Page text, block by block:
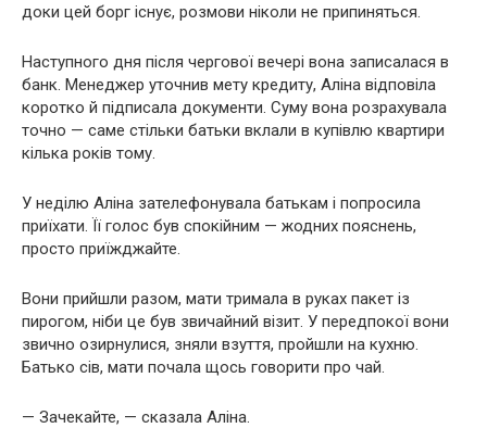
доки цей борг існує, розмови ніколи не припиняться.
Наступного дня після чергової вечері вона записалася в
банк. Менеджер уточнив мету кредиту, Аліна відповіла
коротко й підписала документи. Суму вона розрахувала
точно — саме стільки батьки вклали в купівлю квартири
кілька років тому.
У неділю Аліна зателефонувала батькам і попросила
приїхати. Її голос був спокійним — жодних пояснень,
просто приїжджайте.
Вони прийшли разом, мати тримала в руках пакет із
пирогом, ніби це був звичайний візит. У передпокої вони
звично озирнулися, зняли взуття, пройшли на кухню.
Батько сів, мати почала щось говорити про чай.
— Зачекайте, — сказала Аліна.